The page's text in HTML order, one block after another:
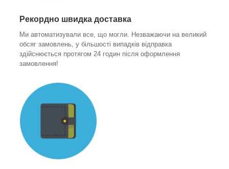
Рекордно швидка доставка
Ми автоматизували все, що могли. Незважаючи на великий
обсяг замовлень, у більшості випадків відправка
здійснюється протягом 24 годин після оформлення
замовлення!